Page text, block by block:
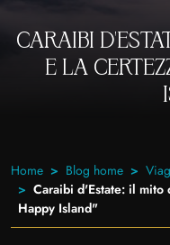
CARAIBI
E LA
Home Blog home
Caraibi d'Estate: il mito
Happy Island"